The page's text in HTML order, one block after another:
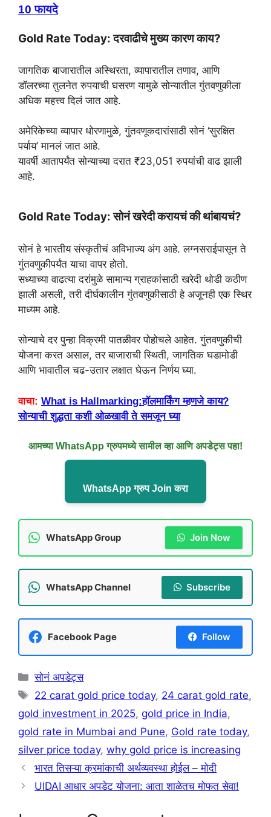
10 फायदे
Gold Rate Today:दरवाढीचे मुख्य कारण काय?
जागतिक बाजारातील अस्थिरता, व्यापारातील तणाव, आणि
डॉलरच्या तुलनेत रुपयाची घसरण यामुळे सोन्यातील गुंतवणुकीला
अधिक महत्त्व दिलं जात आहे.
अमेरिकेच्या व्यापार धोरणामुळे, गुंतवणूकदारांसाठी सोनं ‘सुरक्षित
पर्याय’ मानलं जात आहे.
यावर्षी आतापर्यंत सोन्याच्या दरात ₹23,051 रुपयांची वाढ झाली
आहे.
Gold Rate Today: सोनं खरेदी करायचं की थांबायचं?
सोनं हे भारतीय संस्कृतीचं अविभाज्य अंग आहे. लग्नसराईपासून ते
गुंतवणुकीपर्यंत याचा वापर होतो.
सध्याच्या वाढत्या दरांमुळे सामान्य ग्राहकांसाठी खरेदी थोडी कठीण
झाली असली, तरी दीर्घकालीन गुंतवणुकीसाठी हे अजूनही एक स्थिर
माध्यम आहे.
सोन्याचे दर पुन्हा विक्रमी पातळीवर पोहोचले आहेत. गुंतवणुकीची
योजना करत असाल, तर बाजाराची स्थिती, जागतिक घडामोडी
आणि भावातील चढ-उतार लक्षात घेऊन निर्णय घ्या.
वाचा: What is Hallmarking:हॉलमार्किंग म्हणजे काय?
सोन्याची शुद्धता कशी ओळखावी ते समजून घ्या
आमच्या WhatsApp ग्रुपमध्ये सामील व्हा आणि अपडेट्स पहा!
WhatsApp ग्रुप Join करा
WhatsApp Group Join Now
WhatsApp Channel Subscribe
Facebook Page Follow
Categories
सोनं अपडेट्स
Tags
22 carat gold price today, 24 carat gold rate,
gold investment in 2025, gold price in India,
gold rate in Mumbai and Pune, Gold rate today,
silver price today, why gold price is increasing
भारत तिसऱ्या क्रमांकाची अर्थव्यवस्था होईल – मोदी
UIDAI आधार अपडेट योजना: आता शाळेतच मोफत सेवा!